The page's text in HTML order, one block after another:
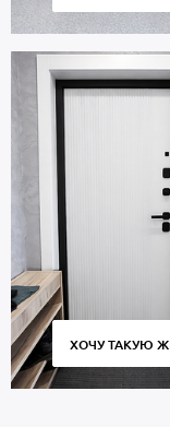
ХОЧУ ТАКУЮ